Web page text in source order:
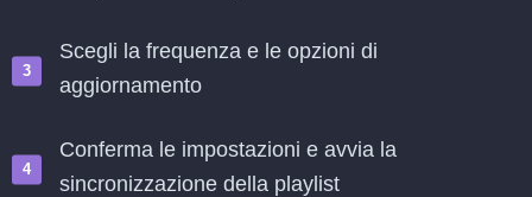
Scegli la frequenza e le opzioni di
aggiornamento
Conferma le impostazioni e avvia la
sincronizzazione della playlist